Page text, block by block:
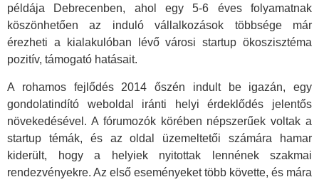
példája Debrecenben, ahol egy 5-6 éves folyamatnak
köszönhetően az induló vállalkozások többsége már
érezheti a kialakulóban lévő városi startup ökoszisztéma
pozitív, támogató hatásait.
A rohamos fejlődés 2014 őszén indult be igazán, egy
gondolatindító weboldal iránti helyi érdeklődés jelentős
növekedésével. A fórumozók körében népszerűek voltak a
startup témák, és az oldal üzemeltetői számára hamar
kiderült, hogy a helyiek nyitottak lennének szakmai
rendezvényekre. Az első eseményeket több követte, és mára